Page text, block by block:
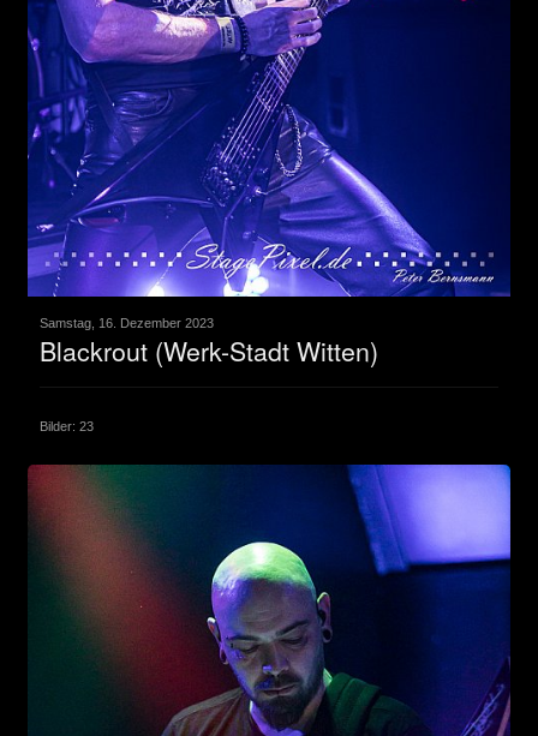
Samstag, 16. Dezember 2023
Blackrout (Werk-Stadt Witten)
Bilder: 23